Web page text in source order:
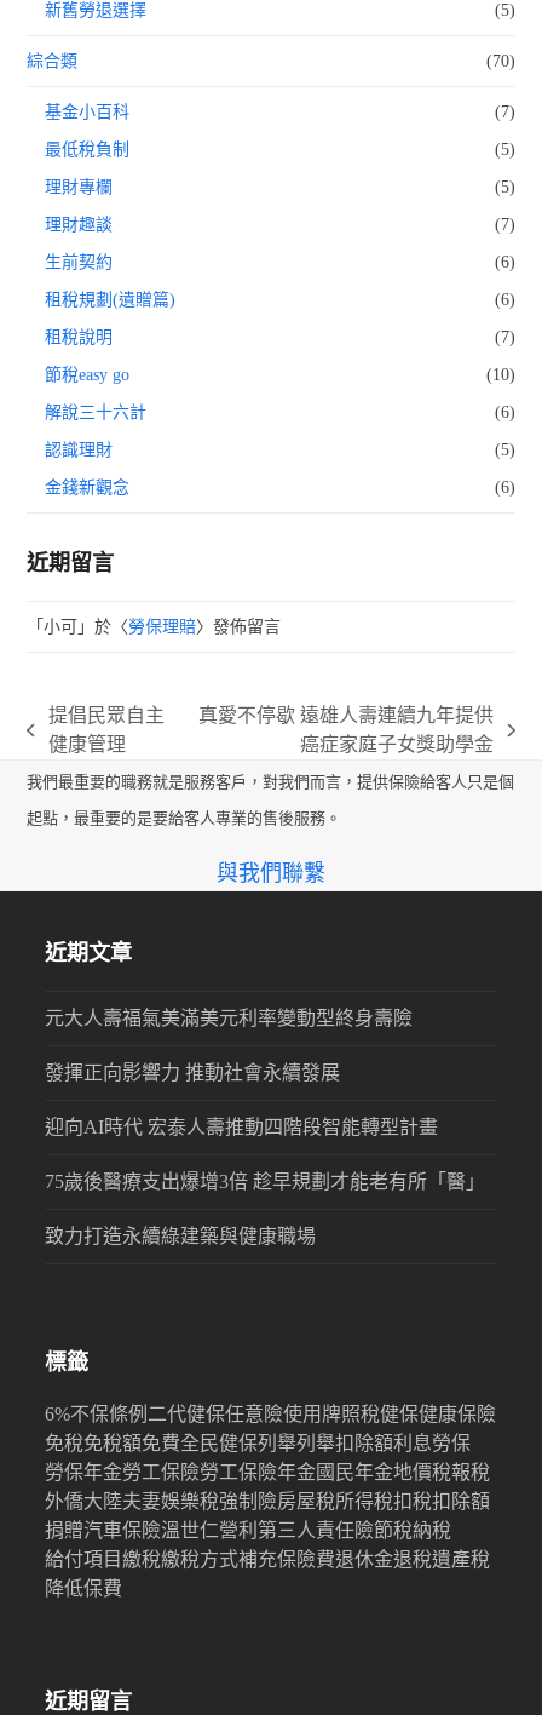
新舊勞退選擇 (5)
綜合類 (70)
基金小百科 (7)
最低稅負制 (5)
理財專欄 (5)
理財趣談 (7)
生前契約 (6)
租稅規劃(遺贈篇) (6)
租稅說明 (7)
節稅easy go (10)
解說三十六計 (6)
認識理財 (5)
金錢新觀念 (6)
近期留言
「小可 」於〈勞保理賠〉發佈留言
previous
post:
提倡民眾自主
健康管理
post:
真愛不停歇 遠雄人壽連續九年提供
癌症家庭子女獎助學金
我們最重要的職務就是服務客戶，對我們而言，提供保險給客人只是個
起點，最重要的是要給客人專業的售後服務。
與我們聯繫
近期文章
元大人壽福氣美滿美元利率變動型終身壽險
發揮正向影響力 推動社會永續發展
迎向AI時代 宏泰人壽推動四階段智能轉型計畫
75歲後醫療支出爆增3倍 趁早規劃才能老有所「醫」
致力打造永續綠建築與健康職場
標籤
6%不保條例 二代健保任意險使用牌照稅健保健康保險
免稅免稅額免費全民健保列舉列舉扣除額利息勞保
勞保年金勞工保險勞工保險年金國民年金地價稅報稅
外僑大陸夫妻娛樂稅強制險房屋稅所得稅扣稅扣除額
捐贈汽車保險溫世仁營利 第三人責任險節稅納稅
給付項目繳稅繳稅方式補充保險費退休金退稅遺產稅
降低保費
近期留言